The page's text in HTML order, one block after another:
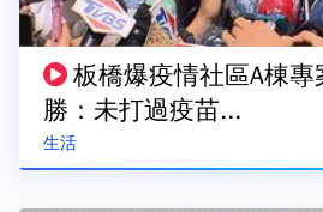
生活
板橋爆疫情社區A棟
勝：未打過疫苗...